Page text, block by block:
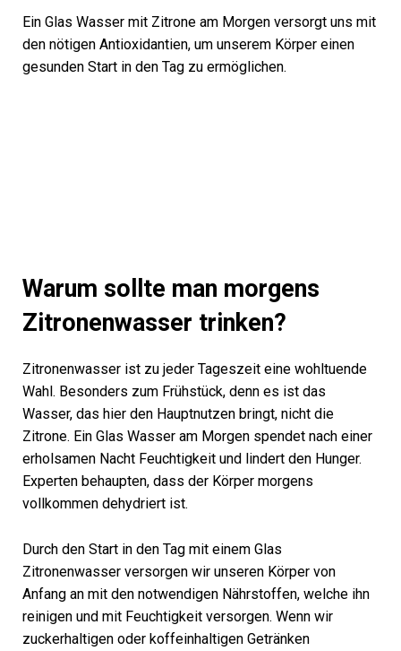
Ein Glas Wasser mit Zitrone am Morgen versorgt uns mit
den nötigen Antioxidantien, um unserem Körper einen
gesunden Start in den Tag zu ermöglichen.
Warum sollte man morgens
Zitronenwasser trinken?
Zitronenwasser ist zu jeder Tageszeit eine wohltuende
Wahl. Besonders zum Frühstück, denn es ist das
Wasser, das hier den Hauptnutzen bringt, nicht die
Zitrone. Ein Glas Wasser am Morgen spendet nach einer
erholsamen Nacht Feuchtigkeit und lindert den Hunger.
Experten behaupten, dass der Körper morgens
vollkommen dehydriert ist.
Durch den Start in den Tag mit einem Glas
Zitronenwasser versorgen wir unseren Körper von
Anfang an mit den notwendigen Nährstoffen, welche ihn
reinigen und mit Feuchtigkeit versorgen. Wenn wir
zuckerhaltigen oder koffeinhaltigen Getränken